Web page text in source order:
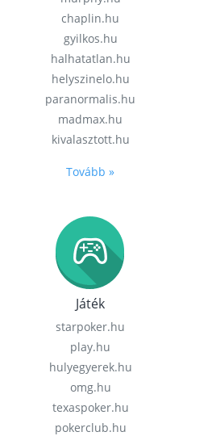
chaplin.hu
gyilkos.hu
halhatatlan.hu
helyszinelo.hu
paranormalis.hu
madmax.hu
kivalasztott.hu
Tovább »
Játék
starpoker.hu
play.hu
hulyegyerek.hu
omg.hu
texaspoker.hu
pokerclub.hu